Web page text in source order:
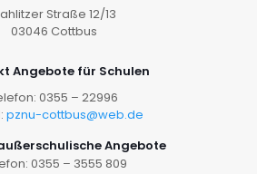
Straße 12/13
03046 Cottbus
Angebote für Schulen
0355 – 22996
pznu-cottbus@web.de
Angebote
0355 – 3555 809